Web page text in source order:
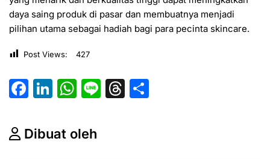
daya saing produk di pasar dan membuatnya menjadi
pilihan utama sebagai hadiah bagi para pecinta skincare.
Post Views: 427
F
c
e
Li
k
e
W
at
s
Li T
Dibuat oleh